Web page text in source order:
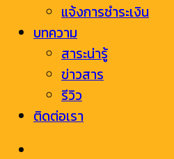
แจ้งการชำระเงิน
บทความ
สาระน่ารู้
ข่าวสาร
รีวิว
ติดต่อเรา